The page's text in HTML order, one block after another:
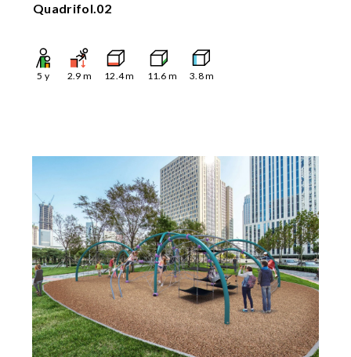
Quadrifol.02
5 y 2.9 m 12.4m 11.6 m 3.8m